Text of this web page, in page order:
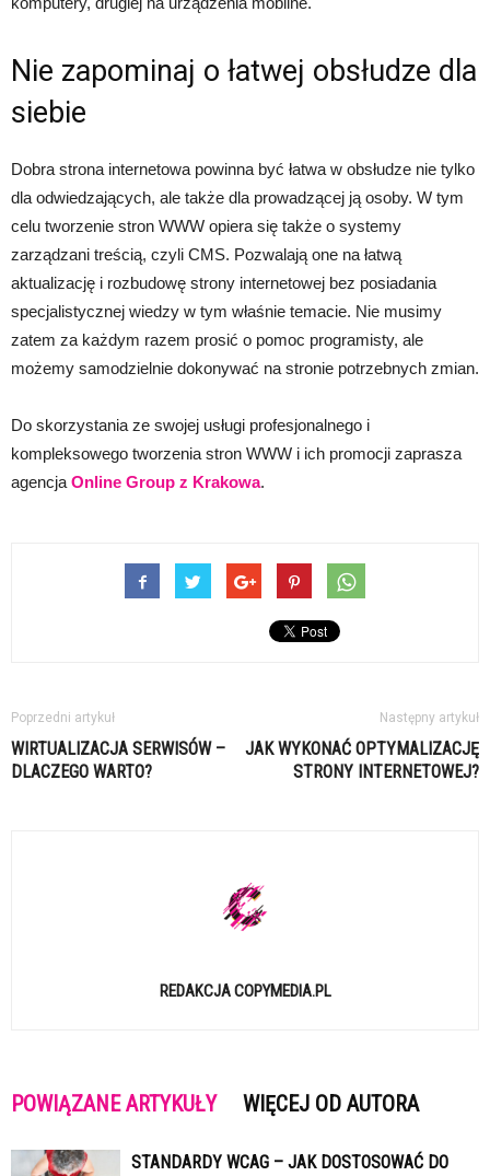
Nie zapominaj o łatwej obsłudze dla
siebie
Dobra strona internetowa powinna być łatwa w obsłudze nie tylko
dla odwiedzających, ale także dla prowadzącej ją osoby. W tym
celu tworzenie stron WWW opiera się także o systemy
zarządzani treścią, czyli CMS. Pozwalają one na łatwą
aktualizację i rozbudowę strony internetowej bez posiadania
specjalistycznej wiedzy w tym właśnie temacie. Nie musimy
zatem za każdym razem prosić o pomoc programisty, ale
możemy samodzielnie dokonywać na stronie potrzebnych zmian.
Do skorzystania ze swojej usługi profesjonalnego i
kompleksowego tworzenia stron WWW i ich promocji zaprasza
agencja Online Group z Krakowa.
Poprzedni artykuł
WIRTUALIZACJA SERWISÓW –
DLACZEGO WARTO?
Następny artykuł
JAK WYKONAĆ OPTYMALIZACJĘ
STRONY INTERNETOWEJ?
REDAKCJA COPYMEDIA.PL
POWIĄZANE ARTYKUŁY WIĘCEJ OD AUTORA
STANDARDY WCAG – JAK DOSTOSOWAĆ DO